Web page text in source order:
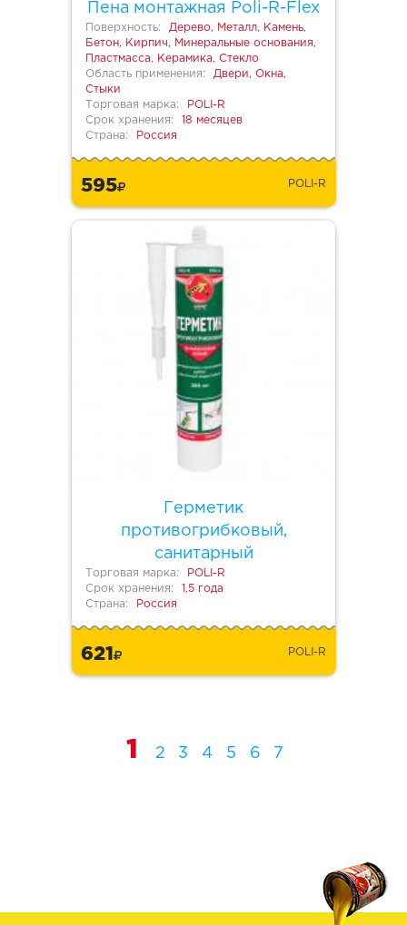
Пена монтажная Poli-R-Flex
Поверхность:
Дерево, Металл, Камень,
Бетон, Кирпич, Минеральные основания,
Пластмасса, Керамика, Стекло
Область применения:
Двери, Окна,
Стыки
Торговая марка:
POLI-R
Срок хранения:
18 месяцев
Страна:
Россия
595 POLI-R
Герметик
противогрибковый,
санитарный
Торговая марка:
POLI-R
Срок хранения:
1,5 года
Страна:
Россия
621 POLI-R
1 2 3 4 5 6 7